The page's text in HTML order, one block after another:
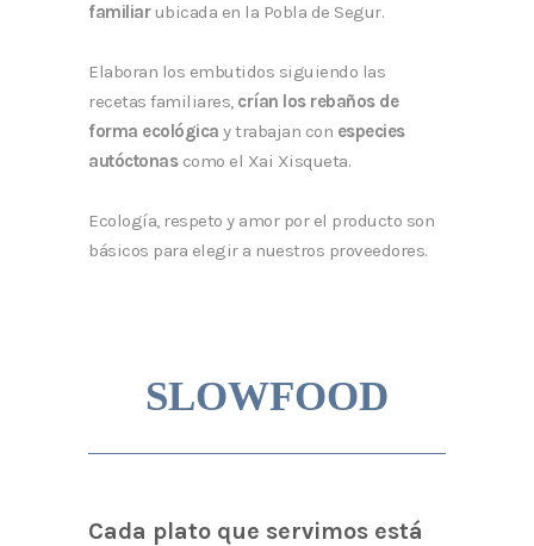
familiarubicada en la Pobla de Segur.
Elaboran los embutidos siguiendo las
recetas familiares, crían los rebaños de
forma ecológica y trabajan con especies
autóctonascomo el Xai Xisqueta.
Ecología, respeto y amor por el producto son
básicos para elegir a nuestros proveedores.
SLOWFOOD
Cada plato que servimos está